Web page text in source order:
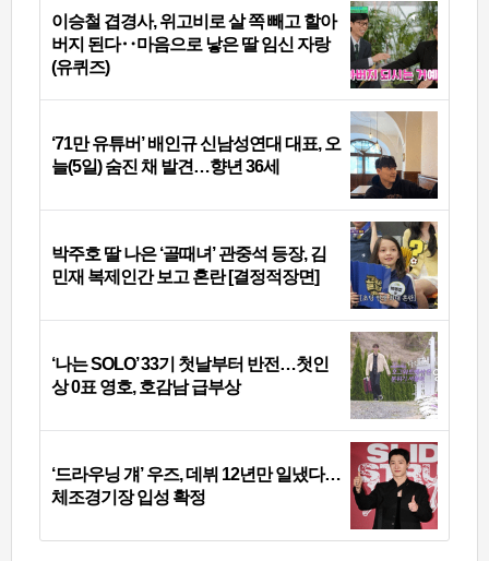
이승철 겹경사, 위고비로 살 쪽 빼고 할아
버지 된다‥마음으로 낳은 딸 임신 자랑
(유퀴즈)
‘71만 유튜버’ 배인규 신남성연대 대표, 오
늘(5일) 숨진 채 발견…향년 36세
박주호 딸 나은 ‘골때녀’ 관중석 등장, 김
민재 복제인간 보고 혼란 [결정적장면]
‘나는 SOLO’ 33기 첫날부터 반전…첫인
상 0표 영호, 호감남 급부상
‘드라우닝 걔’ 우즈, 데뷔 12년만 일냈다…
체조경기장 입성 확정